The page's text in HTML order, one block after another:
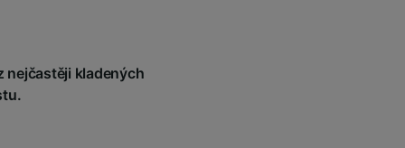
nejčastěji kladených